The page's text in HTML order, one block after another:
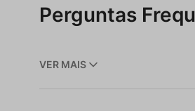
Perguntas
A linha inclui toalhas de
VER MAIS